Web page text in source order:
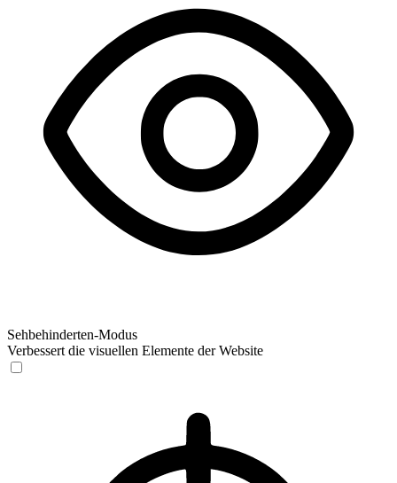
Sehbehinderten-Modus
Verbessert die visuellen Elemente der Website